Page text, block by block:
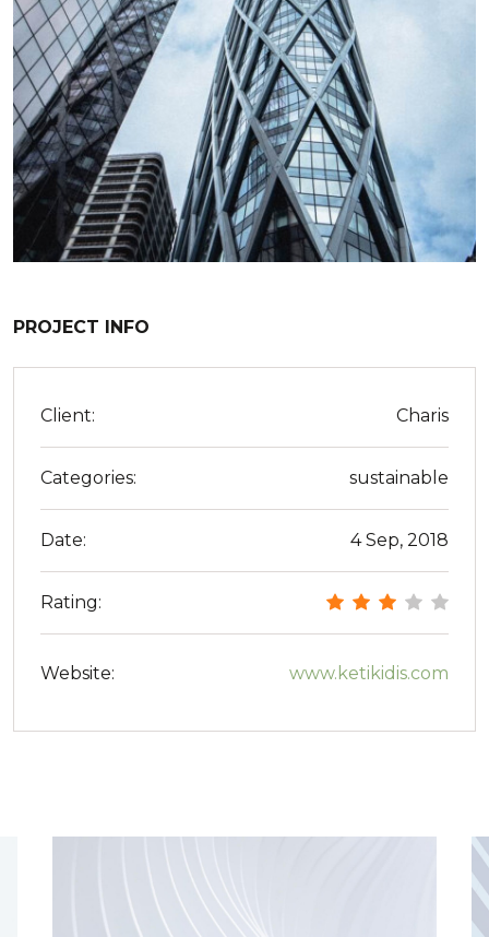
PROJECT INFO
Client: Charis
Categories: sustainable
Date: 4 Sep, 2018
Rating:
Website: www.ketikidis.com